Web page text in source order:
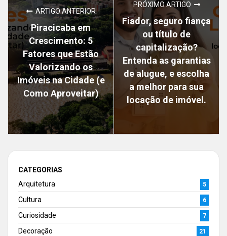
ARTIGO ANTERIOR
Piracicaba em
Crescimento: 5
Fatores que Estão
Valorizando os
Imóveis na Cidade (e
Como Aproveitar)
PRÓXIMO ARTIGO
Fiador, seguro fiança
ou título de
capitalização?
Entenda as garantias
de alugue, e escolha
a melhor para sua
locação de imóvel.
CATEGORIAS
Arquitetura
5
Cultura 6
Curiosidade 7
Decoração 21